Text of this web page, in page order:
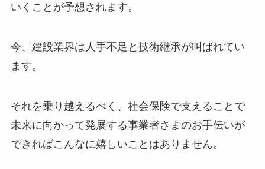
いくことが予想されます。
今、建設業界は人手不足と技術継承が叫ばれてい
ます。
それを乗り越えるべく、社会保険で支えることで
未来に向かって発展する事業者さまのお手伝いが
できればこんなに嬉しいことはありません。